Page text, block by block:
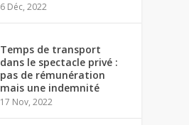
6 Déc, 2022
Temps de transport
dans le spectacle privé :
pas de rémunération
mais une indemnité
17 Nov, 2022